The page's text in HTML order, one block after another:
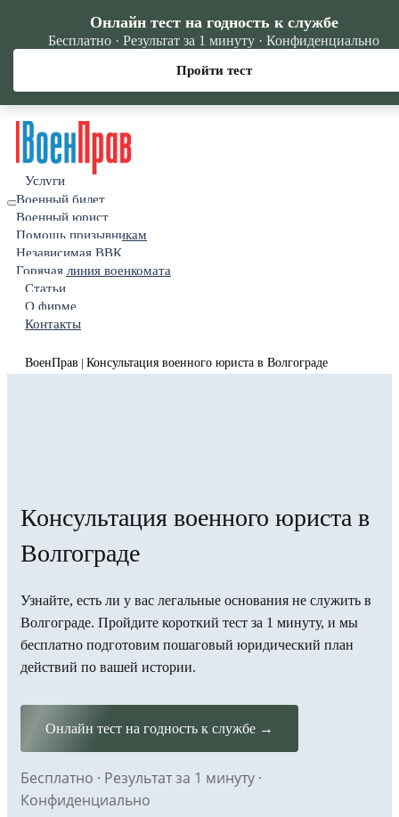
Услуги
Военный билет
Военный юрист
Помощь призывникам
Независимая ВВК
Горячая линия военкомата
Статьи
О фирме
Контакты
ВоенПрав Консультация военного юриста в Волгограде
Консультация военного юриста в
Волгограде
Узнайте, есть ли у вас легальные основания не служить в
Волгограде. Пройдите короткий тест за 1 минуту, и мы
бесплатно подготовим пошаговый юридический план
действий по вашей истории.
Онлайн тест на годность к службе →
Бесплатно · Результат за 1 минуту ·
Конфиденциально
Онлайн тест на годность к службе
Бесплатно · Результат за 1 минуту · Конфиденциально
Пройти тест